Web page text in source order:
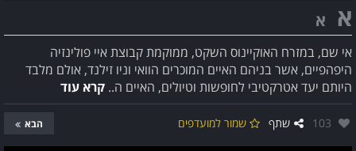
א א
אי שם, במזרח האוקיינוס השקט, ממוקמת קבוצת איי פולינזיה
היפהפיים, אשר בניהם האיים המוכרים הוואי וניו זילנד, אולם מלבד
היותם יעד אטרקטיבי לחופשות וטיולים, האיים ה.. קרא עוד
אהבו:
103 שתף שמור למועדפים הבא